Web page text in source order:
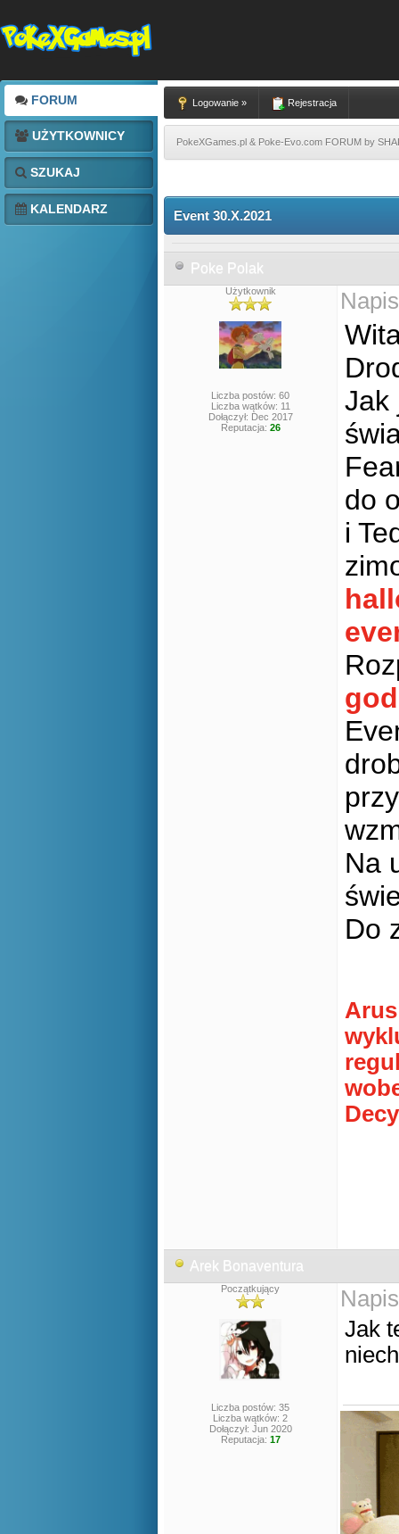
FORUM
UŻYTKOWNICY
SZUKAJ
KALENDARZ
Logowanie » Rejestracja
PokeXGames.pl & Poke-Evo.com FORUM by
Event 30.X.2021
Poke Polak
Użytkownik
Liczba postów: 60
Liczba wątków: 11
Dołączył: Dec 2017
Reputacja: 26
Jak
do
i
Na
Do
Arek Bonaventura
Początkujący
Liczba postów: 35
Liczba wątków: 2
Dołączył: Jun 2020
Reputacja: 17
Jak